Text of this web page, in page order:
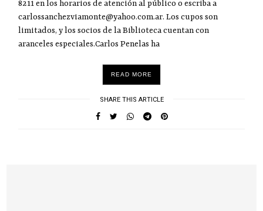
8211 en los horarios de atención al público o escriba a
carlossanchezviamonte@yahoo.com.ar. Los cupos son
limitados, y los socios de la Biblioteca cuentan con
aranceles especiales.Carlos Penelas ha
READ MORE
SHARE THIS ARTICLE